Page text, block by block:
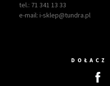
tel.: 71 341 13 33
e-mail: i-sklep@tundra.pl
DOŁACZ